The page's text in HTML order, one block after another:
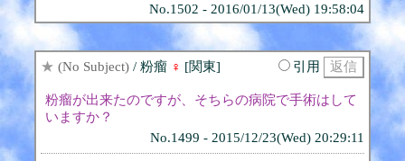
No.1502 - 2016/01/13(Wed) 19:58:04
★ (No Subject) / 粉瘤 ♀ [関東] 引用
粉瘤が出来たのですが、そちらの病院で手術はして
いますか？
No.1499 - 2015/12/23(Wed) 20:29:11